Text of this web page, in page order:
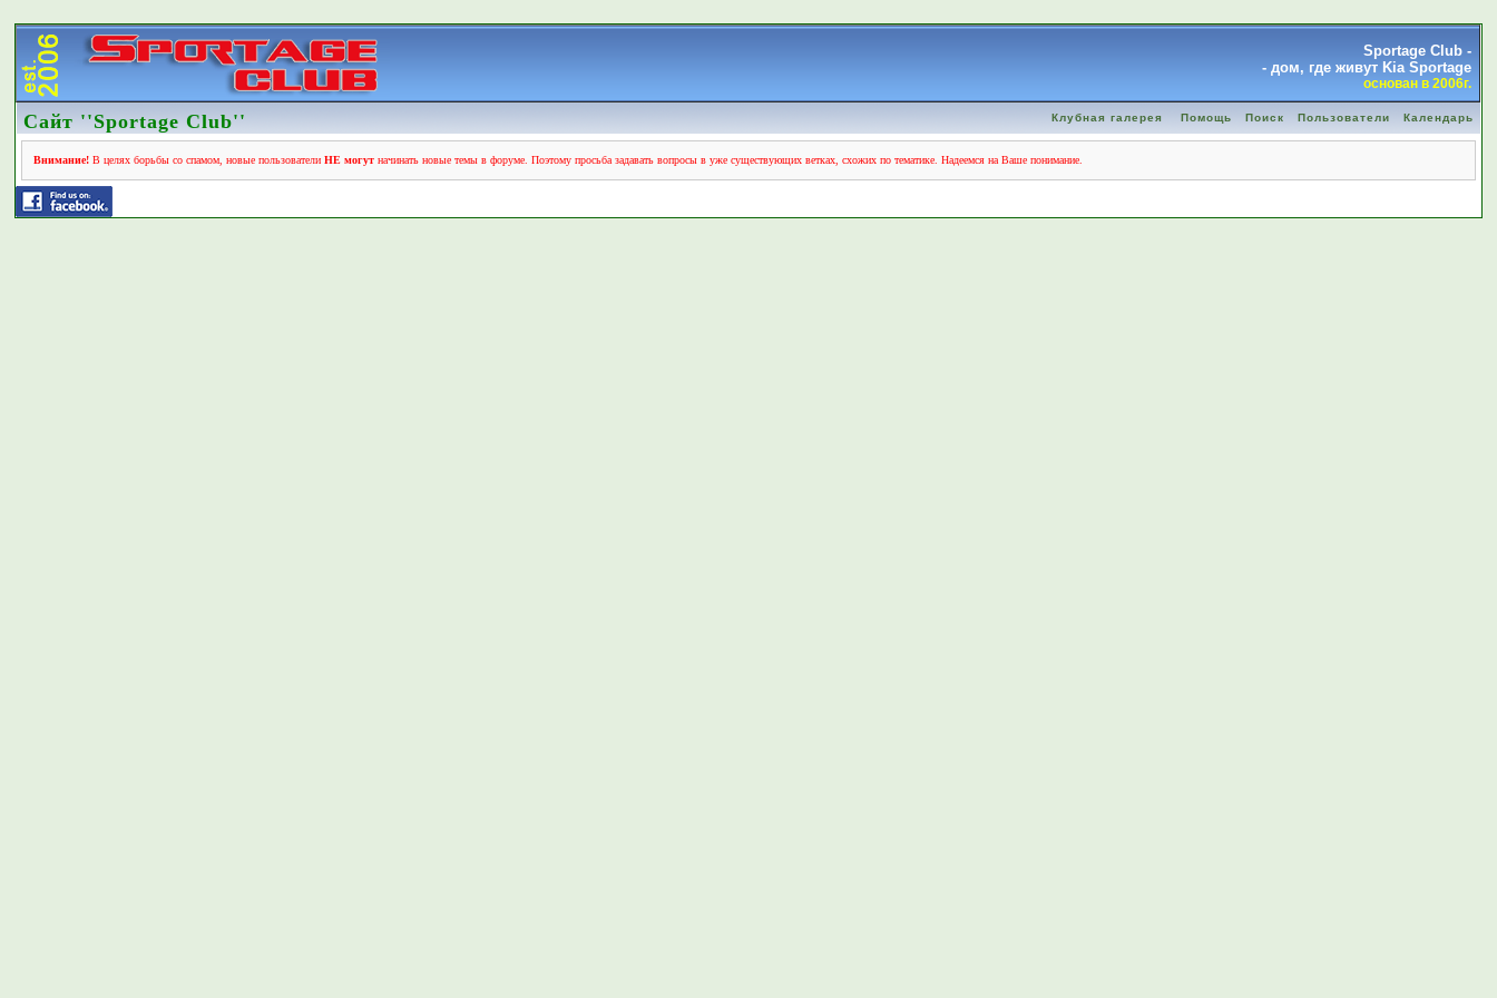
Sportage Club -
- дом, где живут Kia Sportage
основан в 2006г.
Сайт ''Sportage Club'' Клубная галерея Помощь Поиск Пользователи Календарь
Внимание! В целях борьбы со спамом, новые пользователиНЕ могут начинать новые темы в форуме. Поэтому просьба задавать вопросы в уже существующих ветках, схожих по тематике. Надеемся на Ваше понимание.